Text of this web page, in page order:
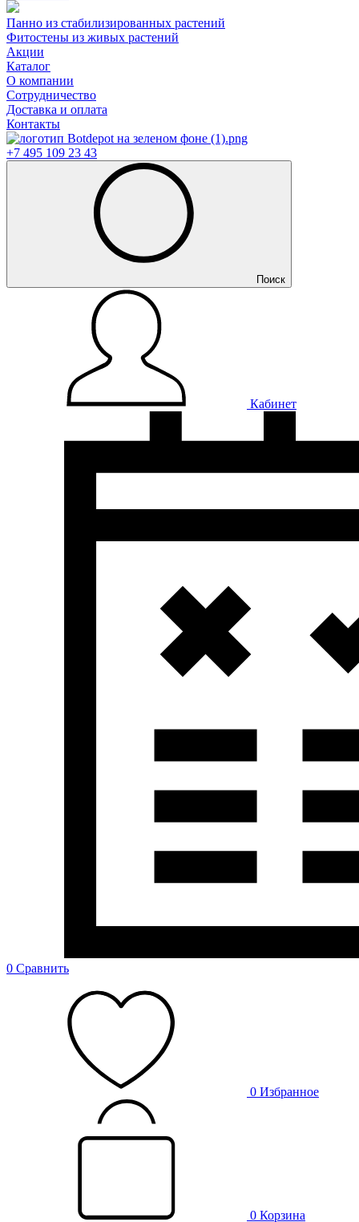
Панно из стабилизированных растений
Фитостены из живых растений
Акции
Каталог
О компании
Сотрудничество
Доставка и оплата
Контакты
+7 495 109 23 43
Поиск
Кабинет
0 Сравнить
0 Избранное
0 Корзина